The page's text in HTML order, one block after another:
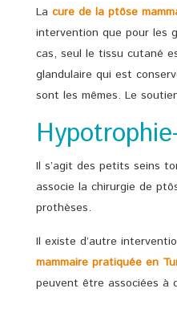
La cure de la ptôse
intervention que pour les
cas, seul le tissu cutané
glandulaire qui est
sont les mêmes. Le
Il s’agit des petits seins
associe la chirurgie de
prothèses.
Il existe d’autre
mammaire pratiquée en
peuvent être associées à